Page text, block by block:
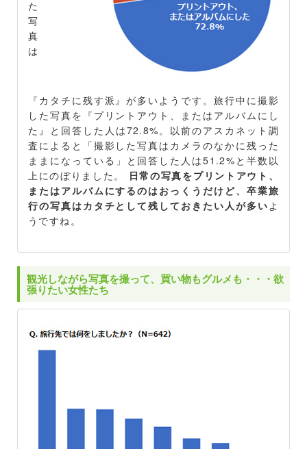
た
写
真
は
『カタチに残す派』が多いようです。旅行中に撮影
した写真を『プリントアウト、またはアルバムにし
た』と回答した人は72.8%。以前のアスカネット調
査によると「撮影した写真はカメラのなかに残った
ままになっている」と回答した人は51.2%と半数以
上にのぼりました。
日常の写真をプリントアウト、
またはアルバムにするのはおっくうだけど、卒業旅
行の写真はカタチとして残しておきたい人が多いよ
うですね。
観光しながら写真を撮って、買い物もグルメも・・・欲
張りたい女性たち